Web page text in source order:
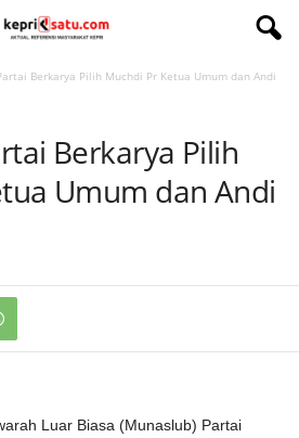
Berkarya Pilih Muchdi Pr Ketua Umum dan Andi
Berkarya Pilih
Umum dan Andi
Luar Biasa (Munaslub) Partai